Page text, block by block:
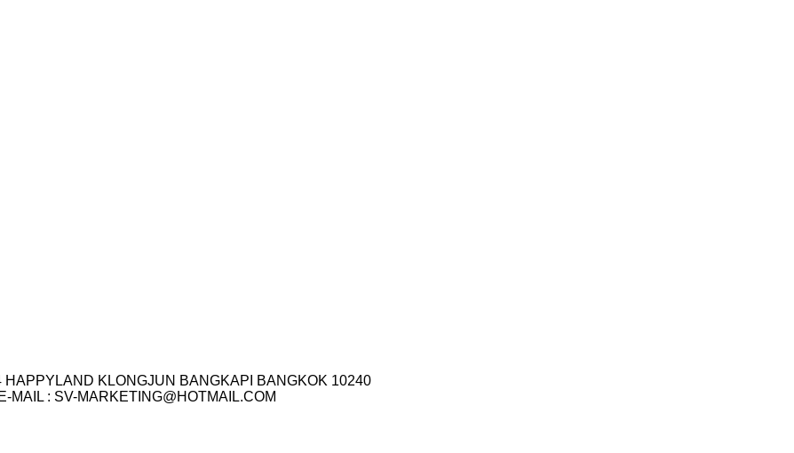
KLONGJUN BANGKAPI BANGKOK 10240
MAIL : SV-MARKETING@HOTMAIL.COM